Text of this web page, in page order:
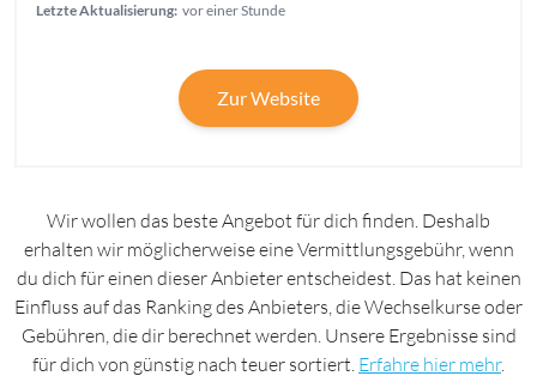
Letzte Aktualisierung: vor einer Stunde
Zur Website
Wir wollen das beste Angebot für dich finden. Deshalb
erhalten wir möglicherweise eine Vermittlungsgebühr, wenn
du dich für einen dieser Anbieter entscheidest. Das hat keinen
Einfluss auf das Ranking des Anbieters, die Wechselkurse oder
Gebühren, die dir berechnet werden. Unsere Ergebnisse sind
für dich von günstig nach teuer sortiert. Erfahre hier mehr.